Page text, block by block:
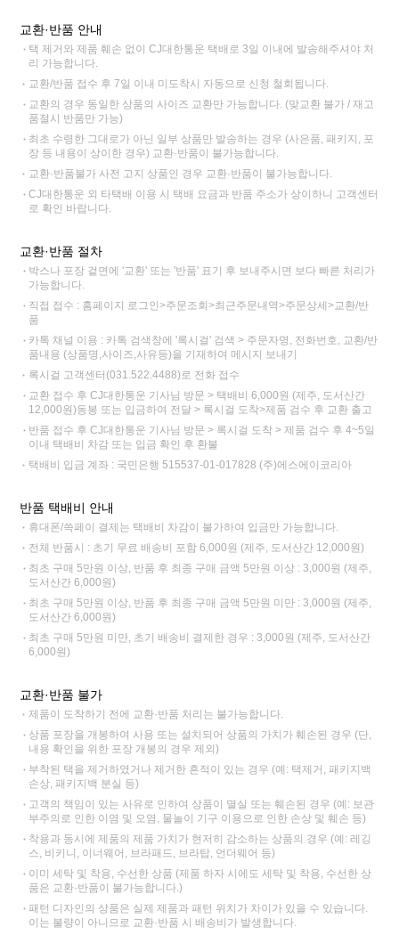
교환·반품 안내
택 제거와 제품 훼손 없이 CJ대한통운 택배로 3일 이내에 발송해주셔야 처
리 가능합니다.
교환/반품 접수 후 7일 이내 미도착시 자동으로 신청 철회됩니다.
교환의 경우 동일한 상품의 사이즈 교환만 가능합니다. (맞교환 불가 / 재고
품절시 반품만 가능)
최초 수령한 그대로가 아닌 일부 상품만 발송하는 경우 (사은품, 패키지, 포
장 등 내용이 상이한 경우) 교환·반품이 불가능합니다.
교환·반품불가 사전 고지 상품인 경우 교환·반품이 불가능합니다.
CJ대한통운 외 타택배 이용 시 택배 요금과 반품 주소가 상이하니 고객센터
로 확인 바랍니다.
교환·반품 절차
박스나 포장 겉면에 '교환' 또는 '반품' 표기 후 보내주시면 보다 빠른 처리가
가능합니다.
직접 접수 : 홈페이지 로그인>주문조회>최근주문내역>주문상세>교환/반
품
카톡 채널 이용 : 카톡 검색창에 '록시걸' 검색 > 주문자명, 전화번호, 교환/반
품내용 (상품명,사이즈,사유등)을 기재하여 메시지 보내기
록시걸 고객센터(031.522.4488)로 전화 접수
교환 접수 후 CJ대한통운 기사님 방문 > 택배비 6,000원 (제주, 도서산간
12,000원)동봉 또는 입금하여 전달 > 록시걸 도착>제품 검수 후 교환 출고
반품 접수 후 CJ대한통운 기사님 방문 > 록시걸 도착 > 제품 검수 후 4~5일
이내 택배비 차감 또는 입금 확인 후 환불
택배비 입금 계좌 : 국민은행 515537-01-017828 (주)에스에이코리아
반품 택배비 안내
휴대폰/쓱페이 결제는 택배비 차감이 불가하여 입금만 가능합니다.
전체 반품시 : 초기 무료 배송비 포함 6,000원 (제주, 도서산간 12,000원)
최초 구매 5만원 이상, 반품 후 최종 구매 금액 5만원 이상 : 3,000원 (제주,
도서산간 6,000원)
최초 구매 5만원 이상, 반품 후 최종 구매 금액 5만원 미만 : 3,000원 (제주,
도서산간 6,000원)
최초 구매 5만원 미만, 초기 배송비 결제한 경우 : 3,000원 (제주, 도서산간
6,000원)
교환·반품 불가
제품이 도착하기 전에 교환·반품 처리는 불가능합니다.
상품 포장을 개봉하여 사용 또는 설치되어 상품의 가치가 훼손된 경우 (단,
내용 확인을 위한 포장 개봉의 경우 제외)
부착된 택을 제거하였거나 제거한 흔적이 있는 경우 (예: 택제거, 패키지백
손상, 패키지백 분실 등)
고객의 책임이 있는 사유로 인하여 상품이 멸실 또는 훼손된 경우 (예: 보관
부주의로 인한 이염 및 오염, 물놀이 기구 이용으로 인한 손상 및 훼손 등)
착용과 동시에 제품의 제품 가치가 현저히 감소하는 상품의 경우 (예: 레깅
스, 비키니, 이너웨어, 브라패드, 브라탑, 언더웨어 등)
이미 세탁 및 착용, 수선한 상품 (제품 하자 시에도 세탁 및 착용, 수선한 상
품은 교환·반품이 불가능합니다.)
패턴 디자인의 상품은 실제 제품과 패턴 위치가 차이가 있을 수 있습니다.
이는 불량이 아니므로 교환·반품 시 배송비가 발생합니다.